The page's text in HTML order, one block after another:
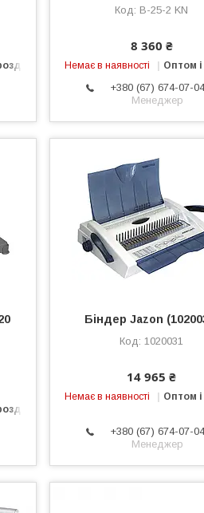
B-25-2 KN
8 360 ₴
Немає в наявності Оптом і
+380 (67) 674-07-
Менеджер
Біндер Jazon
1020031
14 965 ₴
Немає в наявності Оптом і
+380 (67) 674-07-
Менеджер